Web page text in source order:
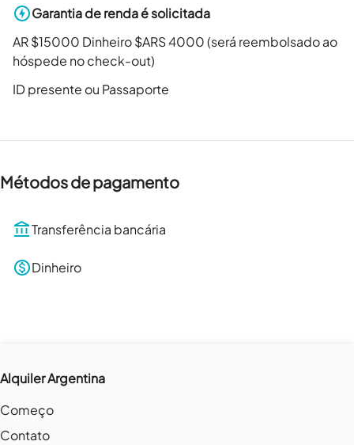
Garantia de renda é solicitada
AR $15000 Dinheiro $ARS 4000 (será reembolsado ao
hóspede no check-out)
ID presente ou Passaporte
Métodos de pagamento
Transferência bancária
Dinheiro
Alquiler Argentina
Começo
Contato